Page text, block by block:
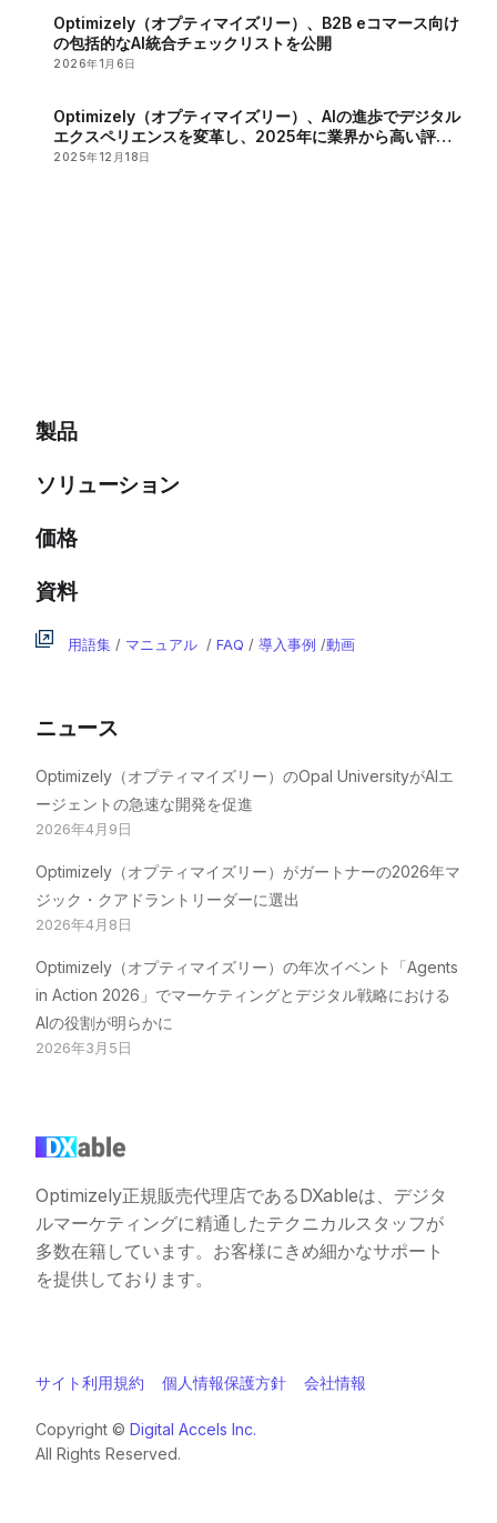
Optimizely（オプティマイズリー）、B2B eコマース向け
の包括的なAI統合チェックリストを公開
2026年1月6日
Optimizely（オプティマイズリー）、AIの進歩でデジタル
エクスペリエンスを変革し、2025年に業界から高い評価
を獲得
2025年12月18日
製品
ソリューション
価格
資料
用語集 / マニュアル /FAQ /導入事例 /動画
ニュース
Optimizely（オプティマイズリー）のOpal UniversityがAIエ
ージェントの急速な開発を促進
2026年4月9日
Optimizely（オプティマイズリー）がガートナーの2026年マ
ジック・クアドラントリーダーに選出
2026年4月8日
Optimizely（オプティマイズリー）の年次イベント「Agents
in Action 2026」でマーケティングとデジタル戦略における
AIの役割が明らかに
2026年3月5日
Optimizely正規販売代理店であるDXableは、デジタ
ルマーケティングに精通したテクニカルスタッフが
多数在籍しています。お客様にきめ細かなサポート
を提供しております。
サイト利用規約 個人情報保護方針 会社情報
Copyright ©️Digital Accels Inc.
All Rights Reserved.